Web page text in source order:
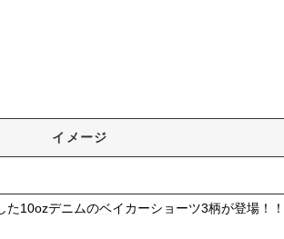
イメージ
10ozデニムのベイカーショーツ3柄が登場！！